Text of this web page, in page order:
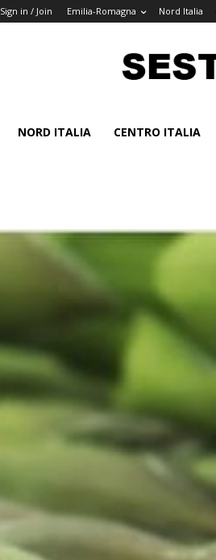
Sign in / Join Emilia-Romagna Nord Italia
NORD ITALIA CENTRO ITALIA